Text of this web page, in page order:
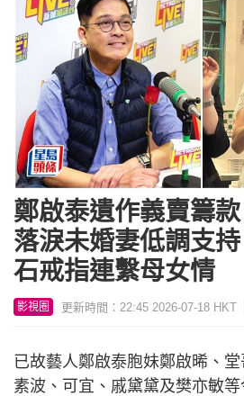
鄭啟泰遺作義賣籌
落淚未婚妻低調支
石戒指連繫母女情
影視圈 更新時間：22:45 2026-07-18 HKT
已故藝人鄭啟泰胞妹鄭啟晞、
素波、可宜、戚黛黛及樊亦敏